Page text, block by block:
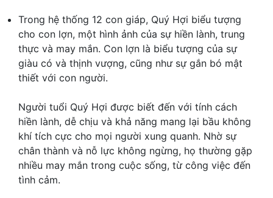
Trong hệ thống 12 con giáp, Quý Hợi biểu tượng
cho con lợn, một hình ảnh của sự hiền lành, trung
thực và may mắn. Con lợn là biểu tượng của sự
giàu có và thịnh vượng, cũng như sự gắn bó mật
thiết với con người.
Người tuổi Quý Hợi được biết đến với tính cách
hiền lành, dễ chịu và khả năng mang lại bầu không
khí tích cực cho mọi người xung quanh. Nhờ sự
chân thành và nỗ lực không ngừng, họ thường gặp
nhiều may mắn trong cuộc sống, từ công việc đến
tình cảm.